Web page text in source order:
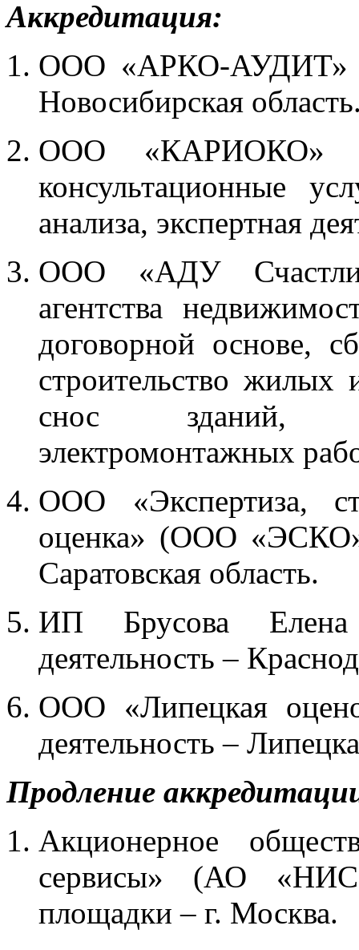
Аккредитация:
ООО «АРКО-АУДИТ» –
Новосибирская
ООО «КАРИОКО» –
консультационные
анализа, экспертная
ООО «АДУ
агентства
договорной основе,
строительство
снос зданий,
электромонтажных
ООО «Экспертиза,
оценка» (ООО
Саратовская область.
ИП Брусова Елена
деятельность –
ООО «Липецкая
деятельность –
Продление
Акционерное
сервисы» (АО
площадки – г. Москва.